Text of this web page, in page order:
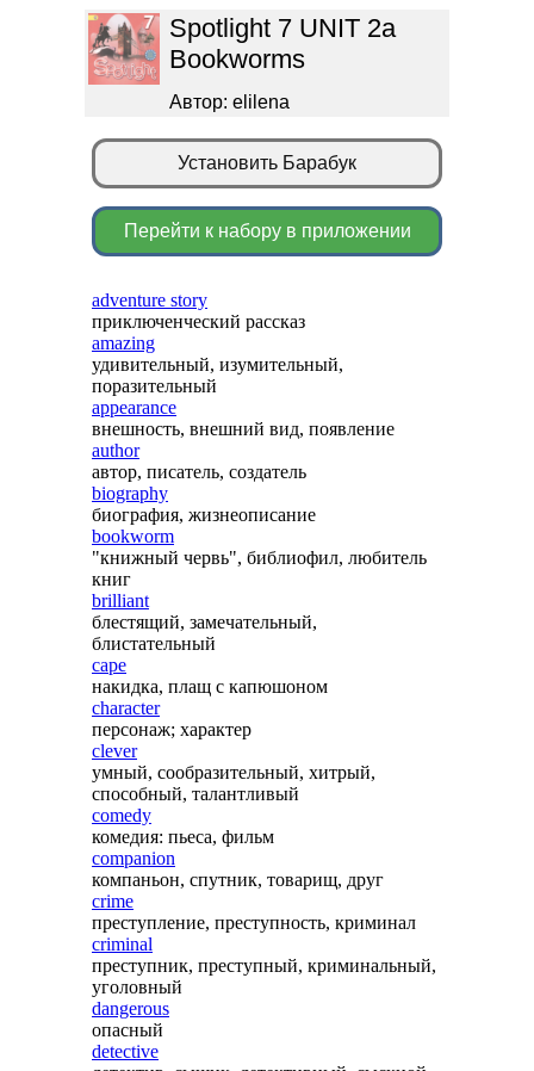
Spotlight 7 UNIT 2a
Bookworms
Автор: elilena
Установить Барабук
Перейти к набору в приложении
adventure story
приключенческий рассказ
amazing
удивительный, изумительный,
поразительный
appearance
внешность, внешний вид, появление
author
автор, писатель, создатель
biography
биография, жизнеописание
bookworm
"книжный червь", библиофил, любитель
книг
brilliant
блестящий, замечательный,
блистательный
cape
накидка, плащ с капюшоном
character
персонаж; характер
clever
умный, сообразительный, хитрый,
способный, талантливый
comedy
комедия: пьеса, фильм
companion
компаньон, спутник, товарищ, друг
crime
преступление, преступность, криминал
criminal
преступник, преступный, криминальный,
уголовный
dangerous
опасный
detective